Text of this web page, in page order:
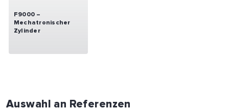
F9000 –
Mechatronischer
Zylinder
Auswahl an Referenzen